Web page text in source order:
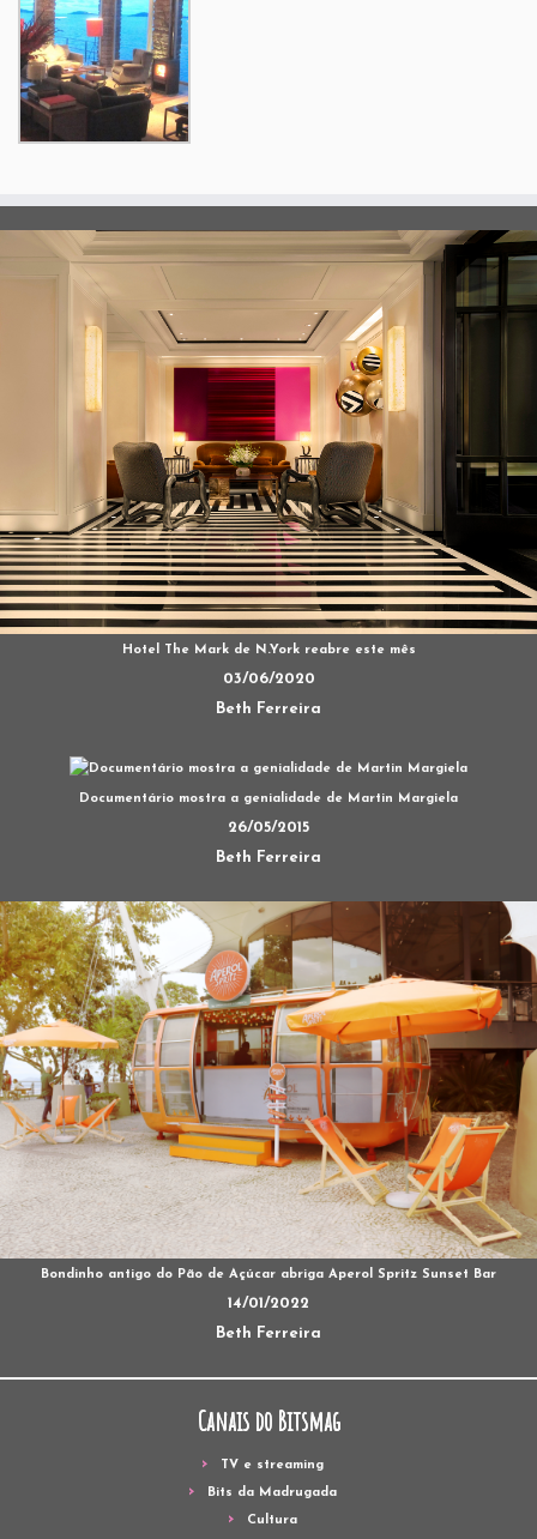
Hotel The Mark de N.York reabre este mês
03/06/2020
Beth Ferreira
Documentário mostra a genialidade de Martin Margiela
26/05/2015
Beth Ferreira
Bondinho antigo do Pão de Açúcar abriga Aperol Spritz Sunset Bar
14/01/2022
Beth Ferreira
Canais do Bitsmag
TV e streaming
Bits da Madrugada
Cultura